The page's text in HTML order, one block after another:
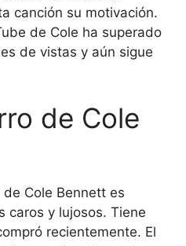
canción su motivación.
de Cole ha superado
de vistas y aún sigue
de Cole
Cole Bennett es
caros y lujosos. Tiene
recientemente. El